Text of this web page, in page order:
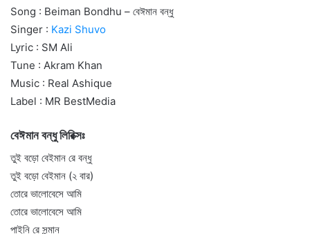
Song : Beiman Bondhu – বেঈমান বন্ধু
Singer : Kazi Shuvo
Lyric : SM Ali
Tune : Akram Khan
Music : Real Ashique
Label : MR BestMedia
বেঈমান বন্ধু লিরিক্সঃ
তুই বড়ো বেইমান রে বন্ধু
তুই বড়ো বেইমান (২ বার)
তোরে ভালোবেসে আমি
তোরে ভালোবেসে আমি
পাইনি রে সন্মান